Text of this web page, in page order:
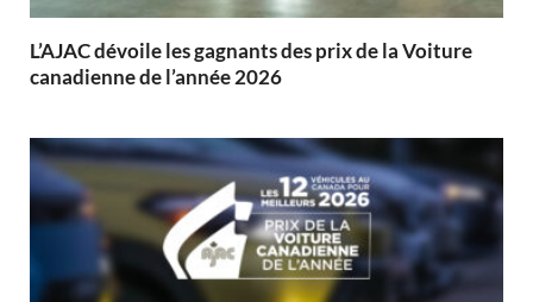
L’AJAC dévoile les gagnants des prix de la Voiture
canadienne de l’année 2026